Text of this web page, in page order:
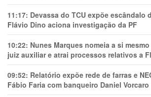
11:17: Devassa do TCU expõe escândalo
Flávio Dino aciona investigação da PF
10:22: Nunes Marques nomeia a si
juiz auxiliar e atrai processos relativos a
09:52: Relatório expõe rede de farras e
Fábio Faria com banqueiro Daniel Vorcaro